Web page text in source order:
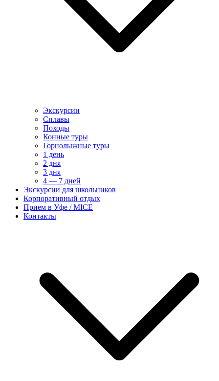
Экскурсии
Сплавы
Походы
Конные туры
Горнолыжные туры
1 день
2 дня
3 дня
4 — 7 дней
Экскурсии для школьников
Корпоративный отдых
Прием в Уфе / MICE
Контакты